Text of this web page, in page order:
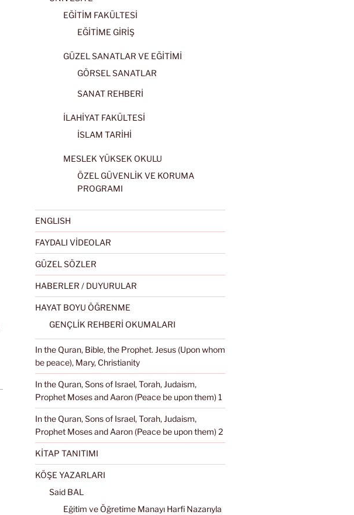
EĞİTİM FAKÜLTESİ
EĞİTİME GİRİŞ
GÜZEL SANATLAR VE EĞİTİMİ
GÖRSEL SANATLAR
SANAT REHBERİ
İLAHİYAT FAKÜLTESİ
İSLAM TARİHİ
MESLEK YÜKSEK OKULU
ÖZEL GÜVENLİK VE KORUMA
PROGRAMI
ENGLISH
FAYDALI VİDEOLAR
GÜZEL SÖZLER
HABERLER / DUYURULAR
HAYAT BOYU ÖĞRENME
GENÇLİK REHBERİ OKUMALARI
In the Quran, Bible, the Prophet. Jesus (Upon whom
be peace), Mary, Christianity
In the Quran, Sons of Israel, Torah, Judaism,
Prophet Moses and Aaron (Peace be upon them) 1
In the Quran, Sons of Israel, Torah, Judaism,
Prophet Moses and Aaron (Peace be upon them) 2
KİTAP TANITIMI
KÖŞE YAZARLARI
Said BAL
Eğitim ve Öğretime Manayı Harfi Nazarıyla